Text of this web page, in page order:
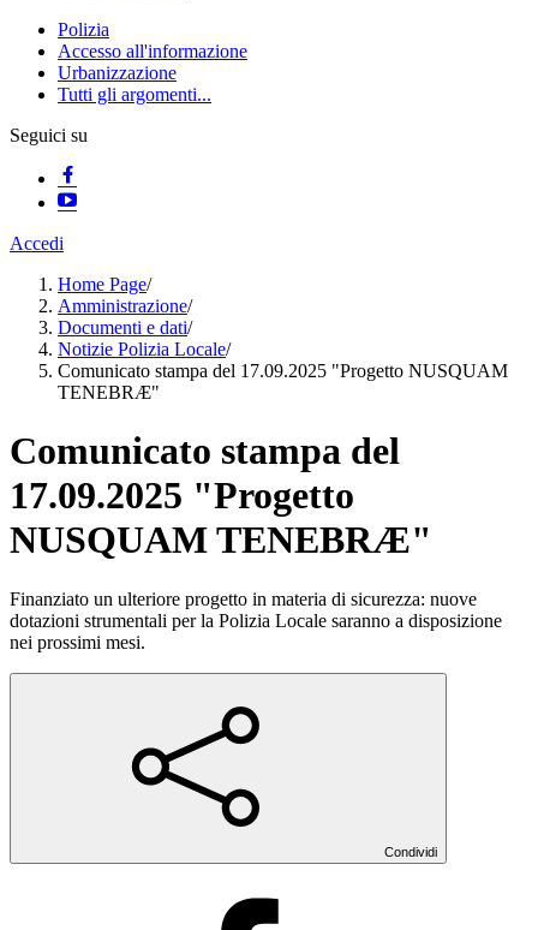
Polizia
Accesso all'informazione
Urbanizzazione
Tutti gli argomenti...
Seguici su
Accedi
Home Page/
Amministrazione/
Documenti e dati/
Notizie Polizia Locale/
Comunicato stampa del 17.09.2025 "Progetto NUSQUAM
TENEBRÆ"
Comunicato stampa del
17.09.2025 "Progetto
NUSQUAM TENEBRÆ"
Finanziato un ulteriore progetto in materia di sicurezza: nuove
dotazioni strumentali per la Polizia Locale saranno a disposizione
nei prossimi mesi.
Condividi